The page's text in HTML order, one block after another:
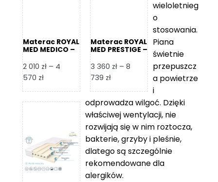
Materac ROYAL
MED MEDICO –
2 010 zł – 4
570 złZakres
od
4
570 zł
Materac ROYAL
MED PRESTIGE –
3 360 zł – 8
739 złZakres
od
3
360 zł
do
8
739 zł
wieloletnieg
o
stosowania.
Piana
świetnie
przepuszcz
a powietrze
i
odprowadza wilgoć. Dzięki
właściwej wentylacji, nie
rozwijają się w nim roztocza,
bakterie, grzyby i pleśnie,
dlatego są szczególnie
rekomendowane dla
alergików.